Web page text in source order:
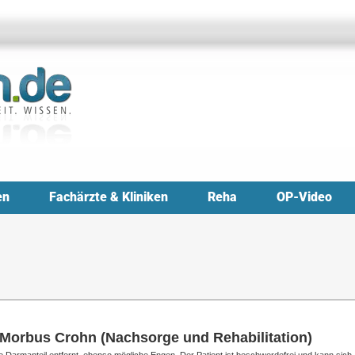
Fachärzte & Kliniken Reha OP-Video
Crohn (Nachsorge und Rehabilitation)